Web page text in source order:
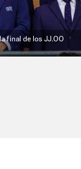
final de los JJ.OO